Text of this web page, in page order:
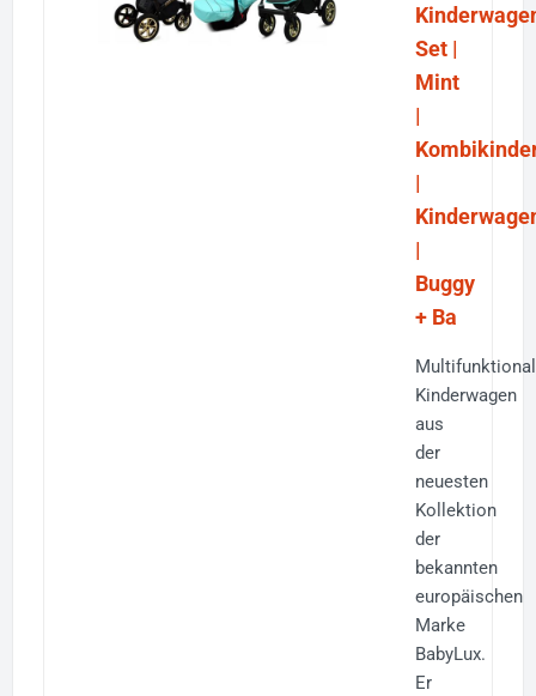
Set |
Mint
|
|
|
Buggy
+ Ba
Kinderwagen
aus
der
neuesten
Kollektion
der
bekannten
europäischen
Marke
BabyLux.
Er